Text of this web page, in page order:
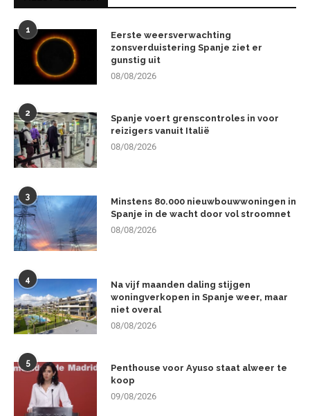
1
Eerste weersverwachting
zonsverduistering Spanje ziet er
gunstig uit
08/08/2026
2
Spanje voert grenscontroles in voor
reizigers vanuit Italië
08/08/2026
3
Minstens 80.000 nieuwbouwwoningen in
Spanje in de wacht door vol stroomnet
08/08/2026
4
Na vijf maanden daling stijgen
woningverkopen in Spanje weer, maar
niet overal
08/08/2026
5
Penthouse voor Ayuso staat alweer te
koop
09/08/2026